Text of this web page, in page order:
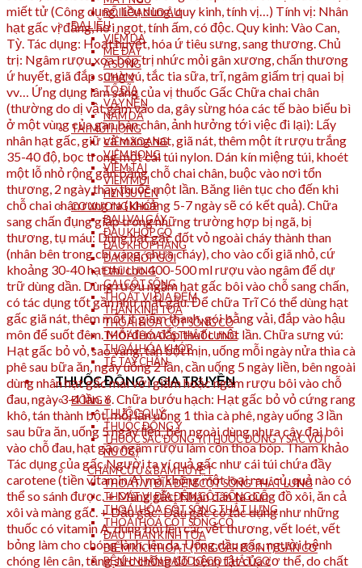
RỐI LOẠN LO ÂU
DA LIỄU
VIÊM DA
MỀ ĐAY
Á SỪNG
CHÀM
TỔ ĐĨA
VẨY NẾN
NẤM DA
TAI MŨI HỌNG
VIÊM XOANG
VIÊM HỌNG
VIÊM TAI
VIÊM MŨI
HEN SUYỄN
CƠ XƯƠNG KHỚP
ĐAU VAI GÁY
ĐAU KHỚP CỔ
ĐAU KHỚP HÁNG
ĐAU KHỚP GỐI
ĐAU LƯNG
GAI CỘT SỐNG
THOÁT VỊ ĐĨA ĐỆM
THẦN KINH TỌA
THOÁI HÓA CỘT SỐNG CỔ
THOÁI HÓA CS THẮT LƯNG
THOÁI HÓA KHỚP
TÊ TAY CHÂN
THUỐC ĐÔNG Y GIA TRUYỀN
ĐÔNG Y
THUỐC QUÝ
THUỐC ĐÔNG Y
THUỐC SẮC ĐÔNG Y(THUỐC ĐÔNG Y SẮC VỚI
NƯỚC)
CHÂM CỨU & BẤM HUYỆT
THOÁT VỊ ĐĨA ĐỆM CỘT SỐNG THẮT LƯNG
THOÁT VỊ ĐĨA ĐỆM CỘT SỐNG CỔ
THOÁI HÓA CỘT SỐNG THẮT LƯNG
THOÁI HÓA CỘT SỐNG CỔ
ĐAU THẦN KINH TỌA
ĐIỂM KÍCH HOẠT (TRIGGER POINT) GÂN CƠ
BỆNH NHÂN ĐAU DO CO THẮT CƠ
miết tử (Công dụng, liều dùng, quy kinh, tính vị…) Tính vị: Nhân
hạt gấc vị đắng, hơi ngọt, tính ấm, có độc. Quy kinh: Vào Can,
Tỳ. Tác dụng: Hoạt huyết, hóa ứ tiêu sưng, sang thương. Chủ
trị: Ngâm rượu xoa bóp trị nhức mỏi gân xương, chấn thương
ứ huyết, giã đắp sưng vú, tắc tia sữa, trĩ, ngâm giấm trị quai bị
vv… Ứng dụng lâm sàng của vị thuốc Gấc Chữa chai chân
(thường do dị vật găm vào da, gây sừng hóa các tế bào biểu bì
ở một vùng của gan bàn chân, ảnh hưởng tới việc đi lại): Lấy
nhân hạt gấc, giữ cả màng hạt, giã nát, thêm một ít rượu trắng
35-40 độ, bọc trong một cái túi nylon. Dán kín miệng túi, khoét
một lỗ nhỏ rộng gần bằng chỗ chai chân, buộc vào nơi tổn
thương, 2 ngày thay thuốc một lần. Băng liên tục cho đến khi
chỗ chai chân rụng ra (khoảng 5-7 ngày sẽ có kết quả). Chữa
sang chấn đụng giập trong những trường hợp bị ngã, bị
thương, tụ máu: Dùng hạt gấc đốt vỏ ngoài cháy thành than
(nhân bên trong chỉ vàng, chưa cháy), cho vào cối giã nhỏ, cứ
khoảng 30-40 hạt thì cho 400-500 ml rượu vào ngâm để dự
trữ dùng dần. Dùng rượu ngâm hạt gấc bôi vào chỗ sang chấn,
có tác dụng tốt gần như mật gấu. Để chữa Trĩ Có thể dùng hạt
gấc giã nát, thêm một ít giấm thanh, gói bằng vải, đắp vào hậu
môn để suốt đêm. Mỗi đêm đắp thuốc một lần. Chữa sưng vú:
Hạt gấc bỏ vỏ, sao vàng, tán bột mịn, uống mỗi ngày nửa thìa cà
phê sau bữa ăn, ngày uống 2 lần, cần uống 5 ngày liền, bên ngoài
dùng nhân hạt gấc mài với giấm hoặc ngâm rượu bôi vào chỗ
đau, ngày 3-4 lần. 6. Chữa bướu hạch: Hạt gấc bỏ vỏ cứng rang
khô, tán thành bột, mỗi lần uống 1 thìa cà phê, ngày uống 3 lần
sau bữa ăn, uống 5 ngày liền, bên ngoài dùng nhựa cây đại bôi
vào chỗ đau, hạt gấc ngâm rượu làm cồn thoa bóp. Tham khảo
Tác dụng của gấc Người ta ví quả gấc như cái túi chứa đầy
carotene (tiền vitamin A) mà không một loại rau, củ, quả nào có
thể so sánh được. + Màng gấc: Nhân dân ta dùng đồ xôi, ăn cả
xôi và màng gấc. + Dầu gấc: Dầu gấc có tác dụng như những
thuốc có vitamin A, dùng bôi lên các vết thương, vết loét, vết
bỏng làm cho chóng lành, lên da. Uống dầu gấc, người bệnh
chóng lên cân, tăng sức chống đỡ bệnh tật của cơ thể, do chất